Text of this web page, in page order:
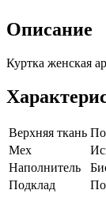
Описание
Куртка женская
Верхняя ткань
Мех
Наполнитель
Подклад